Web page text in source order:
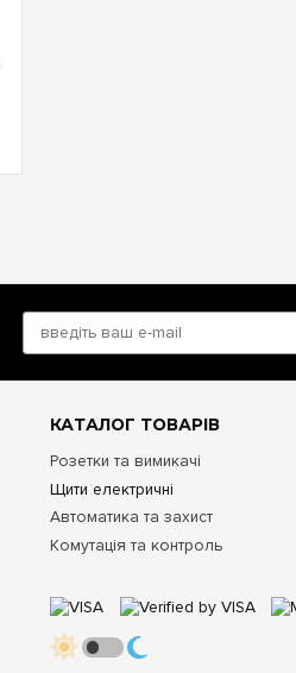
КАТАЛОГ ТОВАРІВ
Розетки та вимикачі
Щити електричні
Автоматика та захист
Комутація та контроль